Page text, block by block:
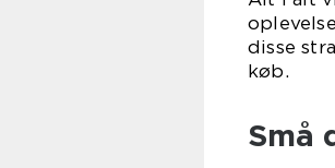
disse
køb.
Små